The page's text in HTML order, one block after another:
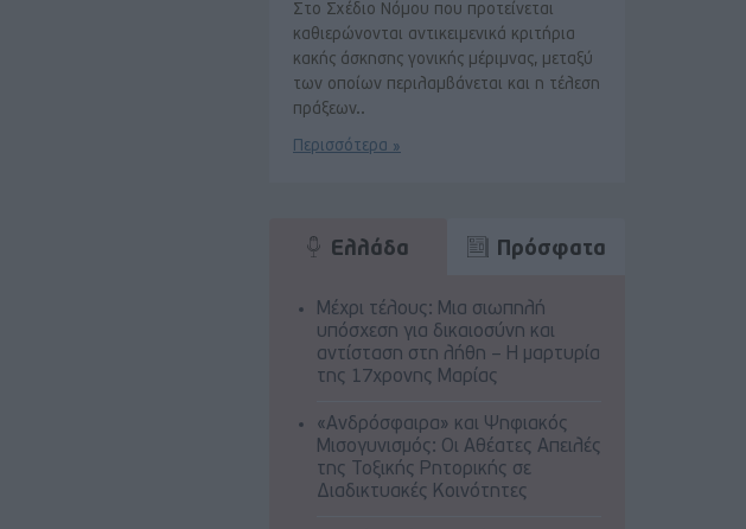
Στο Σχέδιο Νόμου που προτείνεται
καθιερώνονται αντικειμενικά κριτήρια
κακής άσκησης γονικής μέριμνας, μεταξύ
των οποίων περιλαμβάνεται και η τέλεση
πράξεων..
Περισσότερα »
Ελλάδα Πρόσφατα
Μέχρι τέλους: Μια σιωπηλή
υπόσχεση για δικαιοσύνη και
αντίσταση στη λήθη – Η μαρτυρία
της 17χρονης Μαρίας
«Ανδρόσφαιρα» και Ψηφιακός
Μισογυνισμός: Οι Αθέατες Απειλές
της Τοξικής Ρητορικής σε
Διαδικτυακές Κοινότητες